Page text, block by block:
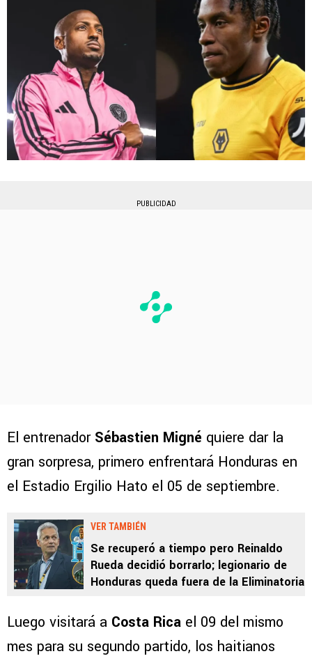
PUBLICIDAD
El entrenador Sébastien Migné quiere dar la
gran sorpresa, primero enfrentará Honduras en
el Estadio Ergilio Hato el 05 de septiembre.
VER TAMBIÉN
Se recuperó a tiempo pero Reinaldo
Rueda decidió borrarlo; legionario de
Honduras queda fuera de la Eliminatoria
Luego visitará a Costa Rica el 09 del mismo
mes para su segundo partido, los haitianos